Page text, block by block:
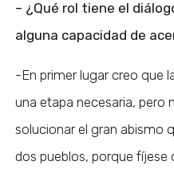
– ¿Qué rol tiene el
alguna capacidad de
-En primer lugar creo que
una etapa necesaria, pero
solucionar el gran abismo
dos pueblos, porque fíjese